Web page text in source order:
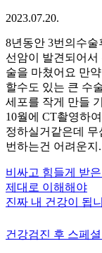
2023.07.20.
8년동안 3번의수
선암이 발견되어
술을 마쳤어요 만
할수도 있는 큰 수
세포를 작게 만들
10월에 CT촬영하
정하실거같은데
번하는건 어려운
비싸고 힘들게 받
제대로 이해해야
진짜 내 건강이 됩
건강검진 후 스페